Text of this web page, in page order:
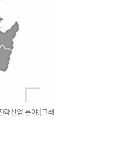
략산업 분야.[그래